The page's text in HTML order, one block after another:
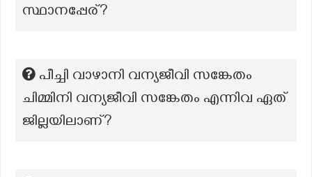
സ്ഥാനപ്പേര്?
പീച്ചി വാഴാനി വന്യജീവി സങ്കേതം
ചിമ്മിനി വന്യജീവി സങ്കേതം എന്നിവ ഏത്
ജില്ലയിലാണ്?